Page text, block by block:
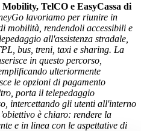
TelCO e EasyCassa di
lavoriamo per riunire in
mobilità, rendendoli accessibili e
all'assistenza stradale,
bus, treni, taxi e sharing. La
in questo percorso,
ulteriormente
le opzioni di pagamento
porta il telepedaggio
intercettando gli utenti all'interno
è chiaro: rendere la
e in linea con le aspettative di